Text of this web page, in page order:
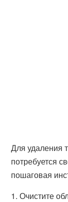
Для удаления
потребуется
пошаговая
1. Очистите